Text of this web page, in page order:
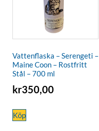
Vattenflaska – Serengeti –
Maine Coon – Rostfritt
Stål – 700 ml
kr350,00
Köp